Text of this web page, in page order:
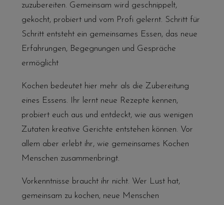
zuzubereiten. Gemeinsam wird geschnippelt,
gekocht, probiert und vom Profi gelernt. Schritt für
Schritt entsteht ein gemeinsames Essen, das neue
Erfahrungen, Begegnungen und Gespräche
ermöglicht
Kochen bedeutet hier mehr als die Zubereitung
eines Essens. Ihr lernt neue Rezepte kennen,
probiert euch aus und entdeckt, wie aus wenigen
Zutaten kreative Gerichte entstehen können. Vor
allem aber erlebt ihr, wie gemeinsames Kochen
Menschen zusammenbringt.
Vorkenntnisse braucht ihr nicht. Wer Lust hat,
gemeinsam zu kochen, neue Menschen